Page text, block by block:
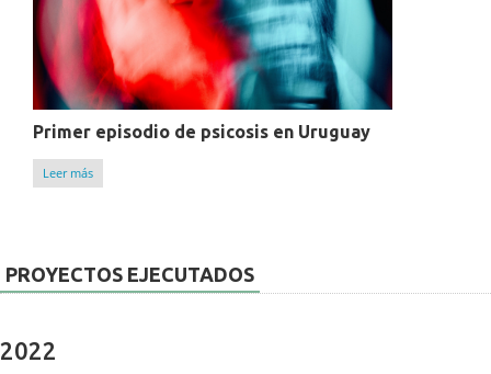
Primer episodio de psicosis en Uruguay
Leer más
PROYECTOS EJECUTADOS
2022